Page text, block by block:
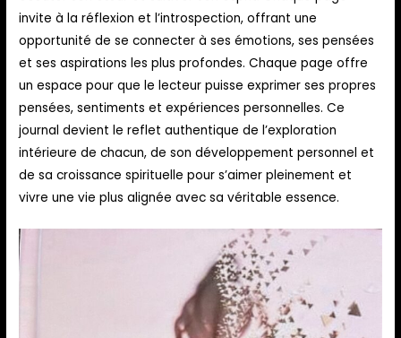
invite à la réflexion et l’introspection, offrant une
opportunité de se connecter à ses émotions, ses pensées
et ses aspirations les plus profondes. Chaque page offre
un espace pour que le lecteur puisse exprimer ses propres
pensées, sentiments et expériences personnelles. Ce
journal devient le reflet authentique de l’exploration
intérieure de chacun, de son développement personnel et
de sa croissance spirituelle pour s’aimer pleinement et
vivre une vie plus alignée avec sa véritable essence.